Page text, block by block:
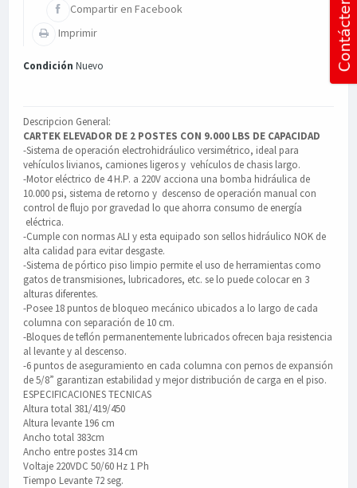
Compartir en Facebook
Imprimir
Condición Nuevo
Descripcion General:
CARTEK ELEVADOR DE 2 POSTES CON 9.000 LBS DE CAPACIDAD
-Sistema de operación electrohidráulico versimétrico, ideal para
vehículos livianos, camiones ligeros y vehículos de chasis largo.
-Motor eléctrico de 4 H.P. a 220V acciona una bomba hidráulica de
10.000 psi, sistema de retorno y descenso de operación manual con
control de flujo por gravedad lo que ahorra consumo de energía
eléctrica.
-Cumple con normas ALI y esta equipado son sellos hidráulico NOK de
alta calidad para evitar desgaste.
-Sistema de pórtico piso limpio permite el uso de herramientas como
gatos de transmisiones, lubricadores, etc. se lo puede colocar en 3
alturas diferentes.
-Posee 18 puntos de bloqueo mecánico ubicados a lo largo de cada
columna con separación de 10 cm.
-Bloques de teflón permanentemente lubricados ofrecen baja resistencia
al levante y al descenso.
-6 puntos de aseguramiento en cada columna con pernos de expansión
de 5/8” garantizan estabilidad y mejor distribución de carga en el piso.
ESPECIFICACIONES TECNICAS
Altura total 381/419/450
Altura levante 196 cm
Ancho total 383cm
Ancho entre postes 314 cm
Voltaje 220VDC 50/60 Hz 1 Ph
Tiempo Levante 72 seg.